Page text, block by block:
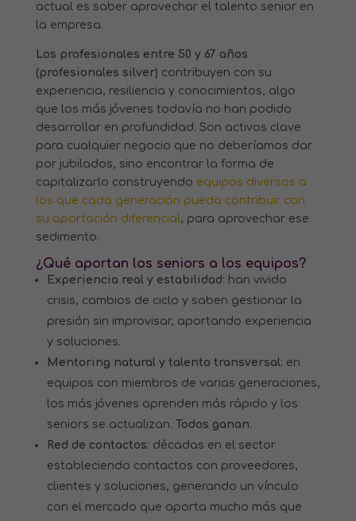
actual es saber aprovechar el talento senior en
la empresa.
Los profesionales entre 50 y 67 años
(profesionales silver) contribuyen con su
experiencia, resiliencia y conocimientos, algo
que los más jóvenes todavía no han podido
desarrollar en profundidad. Son activos clave
para cualquier negocio que no deberíamos dar
por jubilados, sino encontrar la forma de
capitalizarlo construyendo equipos diversos a
los que cada generación pueda contribuir con
su aportación diferencial, para aprovechar ese
sedimento.
¿Qué aportan los seniors a los equipos?
Experiencia real y estabilidad: han vivido
crisis, cambios de ciclo y saben gestionar la
presión sin improvisar, aportando experiencia
y soluciones.
Mentoring natural y talento transversal: en
equipos con miembros de varias generaciones,
los más jóvenes aprenden más rápido y los
seniors se actualizan. Todos ganan.
Red de contactos: décadas en el sector
estableciendo contactos con proveedores,
clientes y soluciones, generando un vínculo
con el mercado que aporta mucho más que